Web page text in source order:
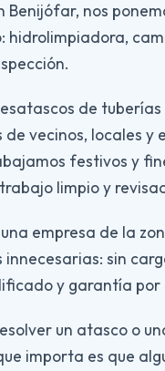
Benijófar, nos
hidrolimpiadora,
de
vecinos, locales y
festivos y
limpio y
empresa de la
sin
y garantía por
un atasco o
importa es que